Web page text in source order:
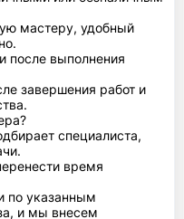
мастеру, удобный
после выполнения
завершения работ и
специалиста,
время
по указанным
и мы внесем